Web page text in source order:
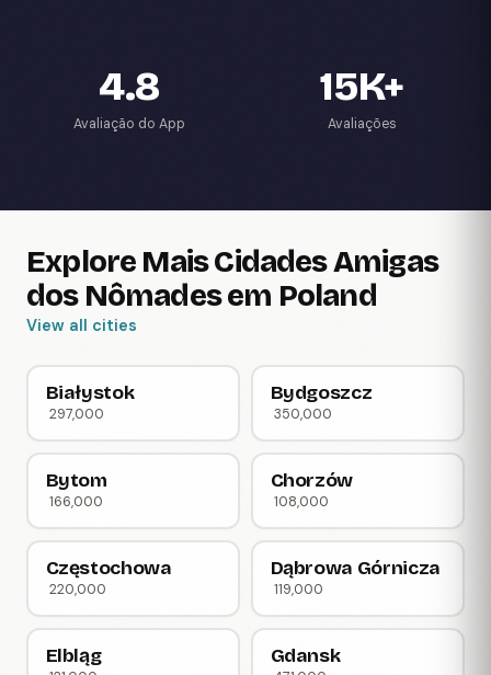
4.8
Avaliação do App
15K+
Avaliações
Explore Mais Cidades Amigas
dos Nômades em Poland
View all cities
Białystok
297,000
Bydgoszcz
350,000
Bytom
166,000
Chorzów
108,000
Częstochowa
220,000
Dąbrowa Górnicza
119,000
Elbląg Gdansk